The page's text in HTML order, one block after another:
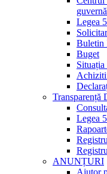
Legea
Buletin
Buget
Transparență
Legea
ANUNȚURI
Ajutor